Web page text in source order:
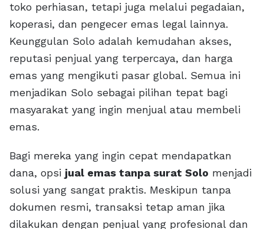
toko perhiasan, tetapi juga melalui pegadaian,
koperasi, dan pengecer emas legal lainnya.
Keunggulan Solo adalah kemudahan akses,
reputasi penjual yang terpercaya, dan harga
emas yang mengikuti pasar global. Semua ini
menjadikan Solo sebagai pilihan tepat bagi
masyarakat yang ingin menjual atau membeli
emas.
Bagi mereka yang ingin cepat mendapatkan
dana, opsi jual emas tanpa surat Solo menjadi
solusi yang sangat praktis. Meskipun tanpa
dokumen resmi, transaksi tetap aman jika
dilakukan dengan penjual yang profesional dan